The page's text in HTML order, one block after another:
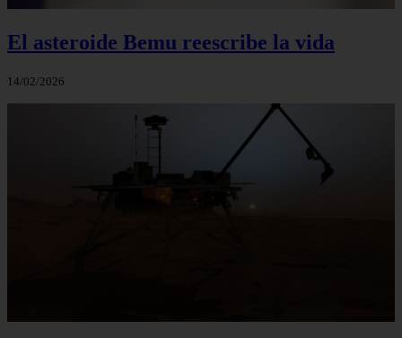
El asteroide Bemu reescribe la vida
14/02/2026